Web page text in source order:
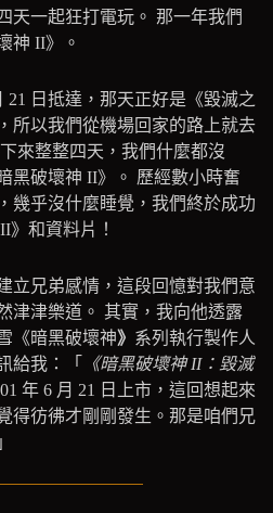
天一起狂打電玩。 那一年我們
神 II》。
21 日抵達，那天正好是《毀滅之
所以我們從機場回家的路上就去
來整整四天，我們什麼都沒
黑破壞神 II》。 歷經數小時奮
幾乎沒什麼睡覺，我們終於成功
》和資料片！
立兄弟感情，這段回憶對我們意
津津樂道。 其實，我向他透露
《暗黑破壞神》 系列執行製作人
給我：「
《暗黑破壞神 II：毀滅
年 6 月 21 日上市，這回想起來
得彷彿才剛剛發生。那是咱們兄